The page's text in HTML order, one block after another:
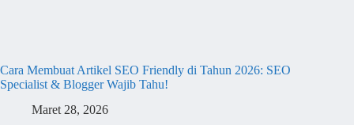
Cara Membuat Artikel SEO Friendly di Tahun 2026: SEO
Specialist & Blogger Wajib Tahu!
Maret 28, 2026